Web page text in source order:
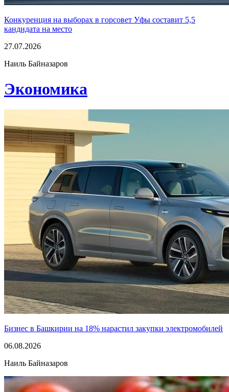
Конкуренция на выборах в горсовет Уфы составит 5,5
кандидата на место
27.07.2026
Наиль Байназаров
Экономика
Бизнес в Башкирии на 18% нарастил закупки электромобилей
06.08.2026
Наиль Байназаров